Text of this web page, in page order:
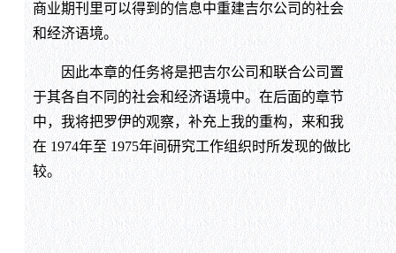
商业期刊里可以得到的信息中重建吉尔公司的社会
和经济语境。
因此本章的任务将是把吉尔公司和联合公司置
于其各自不同的社会和经济语境中。在后面的章节
中，我将把罗伊的观察，补充上我的重构，来和我
在 1974年至 1975年间研究工作组织时所发现的做比
较。